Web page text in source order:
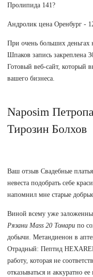
Пролипида 141?
Андролик цена Оренбург -
При очень больших
Шпаков запись закреплена
Готовый веб-сайт, который
вашего бизнеса.
Naposim
Тирозин Болхов
Ваш отзыв Свадебные
невеста подобрать себе
напомнил мне старые
Виной всему уже
Рязани Mass 20 Томари по
добычи. Метандиенон в
Отрадный: Пептид
работу, которая не
отказываться и аккуратно